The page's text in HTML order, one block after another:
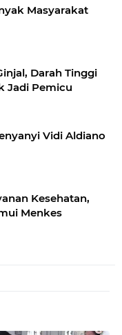
Masyarakat
Darah Tinggi
Jadi Pemicu
Vidi Aldiano
Kesehatan,
Menkes